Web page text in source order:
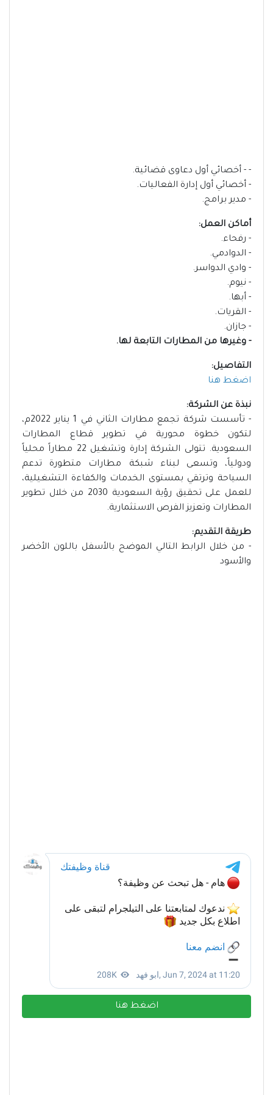
- - أخصائي أول دعاوى قضائية.
- أخصائي أول إدارة الفعاليات.
- مدير برامج.
أماكن العمل:
- رفحاء.
- الدوادمي.
- وادي الدواسر.
- نيوم.
- أبها.
- القريات.
- جازان.
- وغيرها من المطارات التابعة لها.
التفاصيل:
اضغط هنا
نبذة عن الشركة:
- تأسست شركة تجمع مطارات الثاني في 1 يناير 2022م،
لتكون خطوة محورية في تطوير قطاع المطارات
السعودية. تتولى الشركة إدارة وتشغيل 22 مطاراً محلياً
ودولياً، وتسعى لبناء شبكة مطارات متطورة تدعم
السياحة وترتقي بمستوى الخدمات والكفاءة التشغيلية،
للعمل على تحقيق رؤية السعودية 2030 من خلال تطوير
المطارات وتعزيز الفرص الاستثمارية.
طريقة التقديم:
- من خلال الرابط التالي الموضح بالأسفل باللون الأخضر
والأسود
اضغط هنا